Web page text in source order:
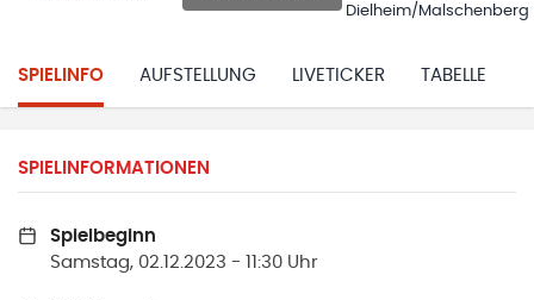
Dielheim/Malschenberg
SPIELINFO AUFSTELLUNG LIVETICKER TABELLE
SPIELINFORMATIONEN
Spielbeginn
Samstag, 02.12.2023 - 11:30 Uhr